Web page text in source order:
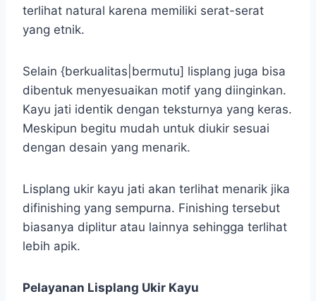
terlihat natural karena memiliki serat-serat
yang etnik.
Selain {berkualitas|bermutu] lisplang juga bisa
dibentuk menyesuaikan motif yang diinginkan.
Kayu jati identik dengan teksturnya yang keras.
Meskipun begitu mudah untuk diukir sesuai
dengan desain yang menarik.
Lisplang ukir kayu jati akan terlihat menarik jika
difinishing yang sempurna. Finishing tersebut
biasanya diplitur atau lainnya sehingga terlihat
lebih apik.
Pelayanan Lisplang Ukir Kayu